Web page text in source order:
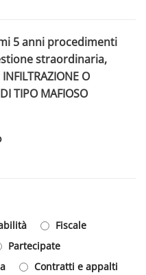
5 anni procedimenti
straordinaria,
O
TIPO MAFIOSO
Fiscale
Partecipate
Contratti e appalti